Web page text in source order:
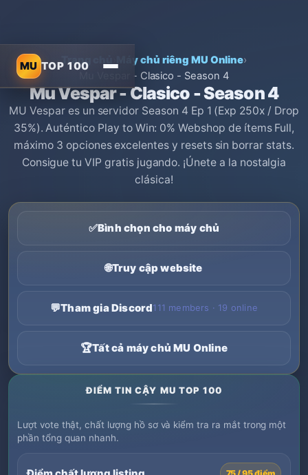
MU TOP 100
Trang chủ Máy chủ riêng MU Online›
Mu Vespar - Clasico - Season 4
Mu Vespar - Clasico - Season 4
MU Vespar es un servidor Season 4 Ep 1 (Exp 250x / Drop
35%). Auténtico Play to Win: 0% Webshop de ítems Full,
máximo 3 opciones excelentes y resets sin borrar stats.
Consigue tu VIP gratis jugando. ¡Únete a la nostalgia
clásica!
✅Bình chọn cho máy chủ
🌐Truy cập website
💬Tham gia Discord111 members · 19 online
🏆Tất cả máy chủ MU Online
ĐIỂM TIN CẬY MU TOP 100
Lượt vote thật, chất lượng hồ sơ và kiểm tra ra mắt trong một
phần tổng quan nhanh.